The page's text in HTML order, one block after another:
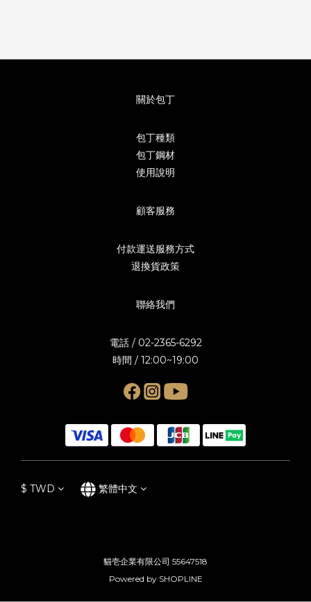
關於包丁
包丁種類
包丁鋼材
使用說明
顧客服務
付款運送服務方式
退換貨政策
聯絡我們
電話 / 02-2365-6292
時間 / 12:00~19:00
$ TWD 繁體中文
貓壱企業有限公司 55647518
Powered by SHOPLINE